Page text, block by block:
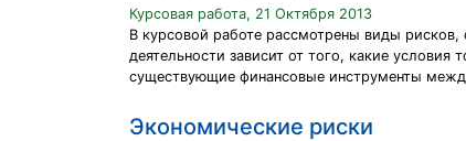
Курсовая работа, 21 Октября 2013
В курсовой работе рассмотрены виды
деятельности зависит от того, какие
существующие финансовые инструменты
Экономические риски